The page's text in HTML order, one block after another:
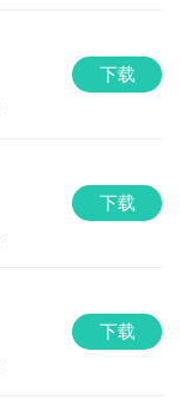
下载
下载
下载